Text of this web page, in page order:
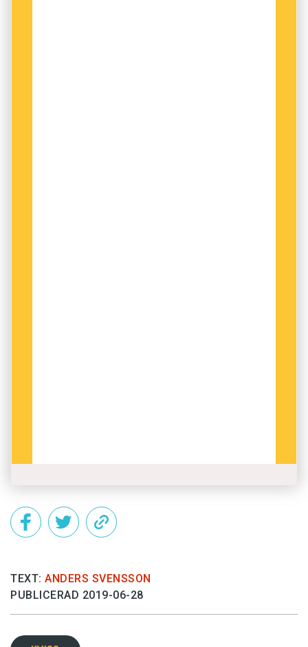
TEXT: ANDERS SVENSSON
PUBLICERAD 2019-06-28